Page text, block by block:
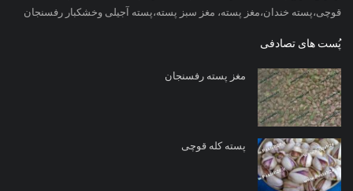
قوچی،پسته خندان،مغز پسته، مغز سبز پسته،پسته آجیلی وخشکبار رفسنجان
پُست های تصادفی
مغز پسته رفسنجان
پسته کله قوچی